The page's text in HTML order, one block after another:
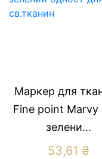
Маркер для
Fine point
зелени...
53,61 ₴